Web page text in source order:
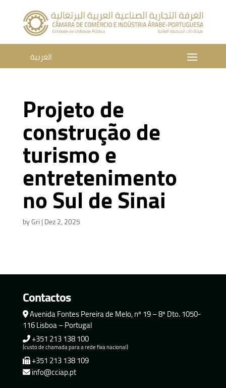
العربية
Projeto de
construção de
turismo e
entretenimento
no Sul de Sinai
byGri|Dez 2, 2025
Contactos
Avenida Fontes Pereira de Melo, nº 19 – 8º Dto. 1050-
116 Lisboa – Portugal
+351 213 138 100
(custo de chamada para a rede fixa nacional)
+351 213 138 109
info@cciap.pt